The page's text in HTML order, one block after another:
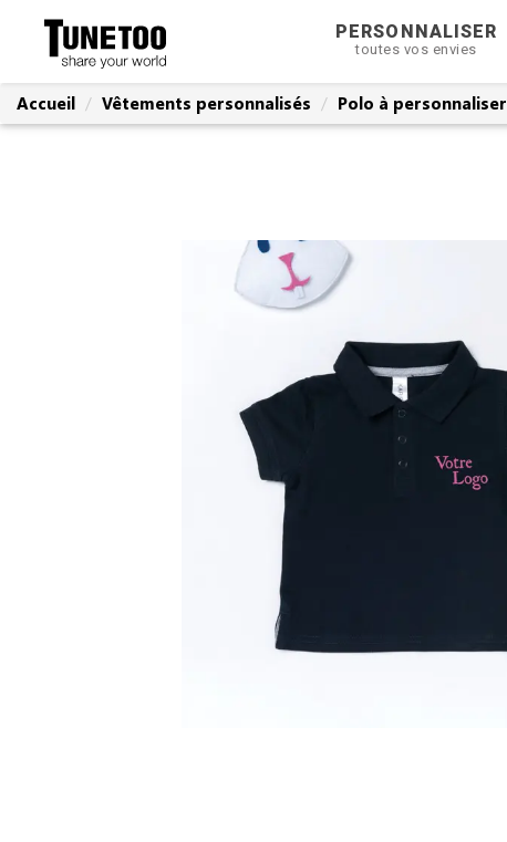
PERSONNALISER
toutes vos envies
Accueil Vêtements personnalisés Polo à personnaliser